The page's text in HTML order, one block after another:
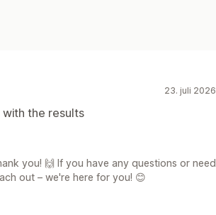
23. juli 2026
with the results
you! 🙌 If you have any questions or need
out – we're here for you! 😊